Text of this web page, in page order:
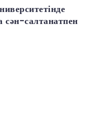
салтанатпен